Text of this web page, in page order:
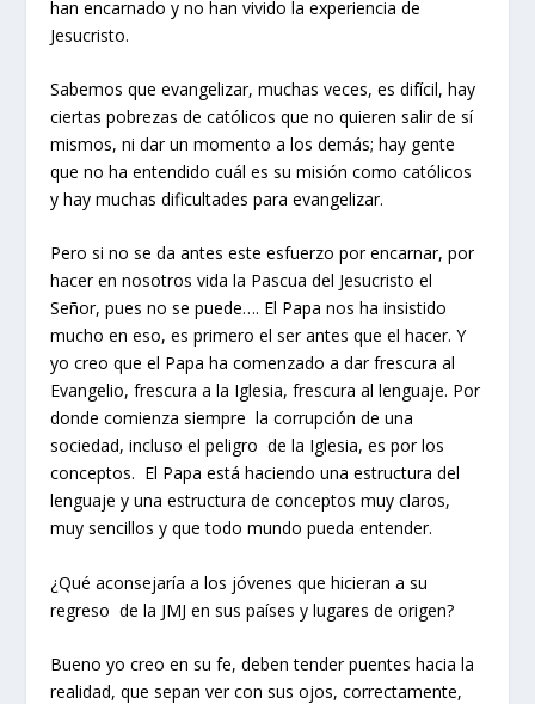
han encarnado y no han vivido la experiencia de
Jesucristo.
Sabemos que evangelizar, muchas veces, es difícil, hay
ciertas pobrezas de católicos que no quieren salir de sí
mismos, ni dar un momento a los demás; hay gente
que no ha entendido cuál es su misión como católicos
y hay muchas dificultades para evangelizar.
Pero si no se da antes este esfuerzo por encarnar, por
hacer en nosotros vida la Pascua del Jesucristo el
Señor, pues no se puede…. El Papa nos ha insistido
mucho en eso,es primero el ser antes que el hacer. Y
yo creo que el Papa ha comenzado a darfrescura al
Evangelio, frescura a la Iglesia, frescura al lenguaje. Por
donde comienza siempre la corrupción de una
sociedad, incluso el peligro de la Iglesia, es por los
conceptos. El Papa está haciendo una estructura del
lenguaje y una estructura de conceptos muy claros,
muy sencillos y que todo mundo pueda entender.
¿Qué aconsejaría a los jóvenes que hicieran a su
regreso de la JMJ en sus países y lugares de origen?
Bueno yo creo en su fe, deben tender puentes hacia la
realidad, que sepan ver con sus ojos, correctamente,